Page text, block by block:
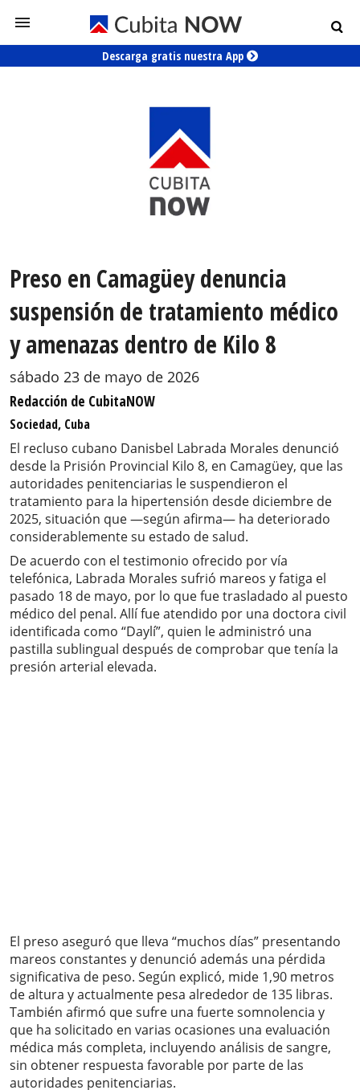
Descarga gratis nuestra App
Preso en Camagüey denuncia
suspensión de tratamiento médico
y amenazas dentro de Kilo 8
sábado 23 de mayo de 2026
Redacción de CubitaNOW
Sociedad, Cuba
El recluso cubano Danisbel Labrada Morales denunció
desde la Prisión Provincial Kilo 8, en Camagüey, que las
autoridades penitenciarias le suspendieron el
tratamiento para la hipertensión desde diciembre de
2025, situación que —según afirma— ha deteriorado
considerablemente su estado de salud.
De acuerdo con el testimonio ofrecido por vía
telefónica, Labrada Morales sufrió mareos y fatiga el
pasado 18 de mayo, por lo que fue trasladado al puesto
médico del penal. Allí fue atendido por una doctora civil
identificada como “Daylí”, quien le administró una
pastilla sublingual después de comprobar que tenía la
presión arterial elevada.
El preso aseguró que lleva “muchos días” presentando
mareos constantes y denunció además una pérdida
significativa de peso. Según explicó, mide 1,90 metros
de altura y actualmente pesa alrededor de 135 libras.
También afirmó que sufre una fuerte somnolencia y
que ha solicitado en varias ocasiones una evaluación
médica más completa, incluyendo análisis de sangre,
sin obtener respuesta favorable por parte de las
autoridades penitenciarias.